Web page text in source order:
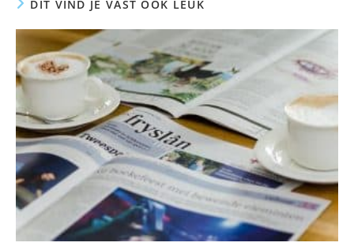
DIT VIND JE VAST OOK LEUK